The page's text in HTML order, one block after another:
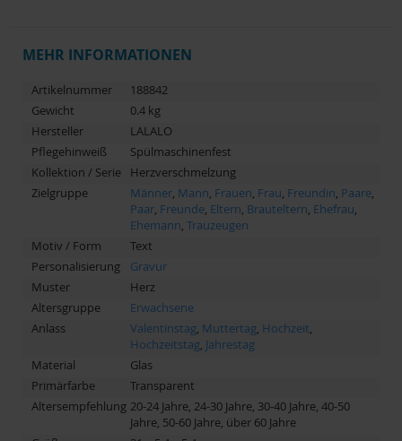
MEHR INFORMATIONEN
Artikelnummer
188842
Gewicht
0.4 kg
Hersteller
LALALO
Pflegehinweiß
Spülmaschinenfest
Kollektion / Serie
Herzverschmelzung
Zielgruppe
Männer, Mann, Frauen, Frau, Freundin, Paare,
Paar, Freunde, Eltern, Brauteltern, Ehefrau,
Ehemann, Trauzeugen
Motiv / Form
Text
Personalisierung
Gravur
Muster
Herz
Altersgruppe
Erwachsene
Anlass
Valentinstag, Muttertag, Hochzeit,
Hochzeitstag, Jahrestag
Material
Glas
Primärfarbe
Transparent
Altersempfehlung 20-24 Jahre, 24-30 Jahre, 30-40 Jahre, 40-50
Jahre, 50-60 Jahre, über 60 Jahre